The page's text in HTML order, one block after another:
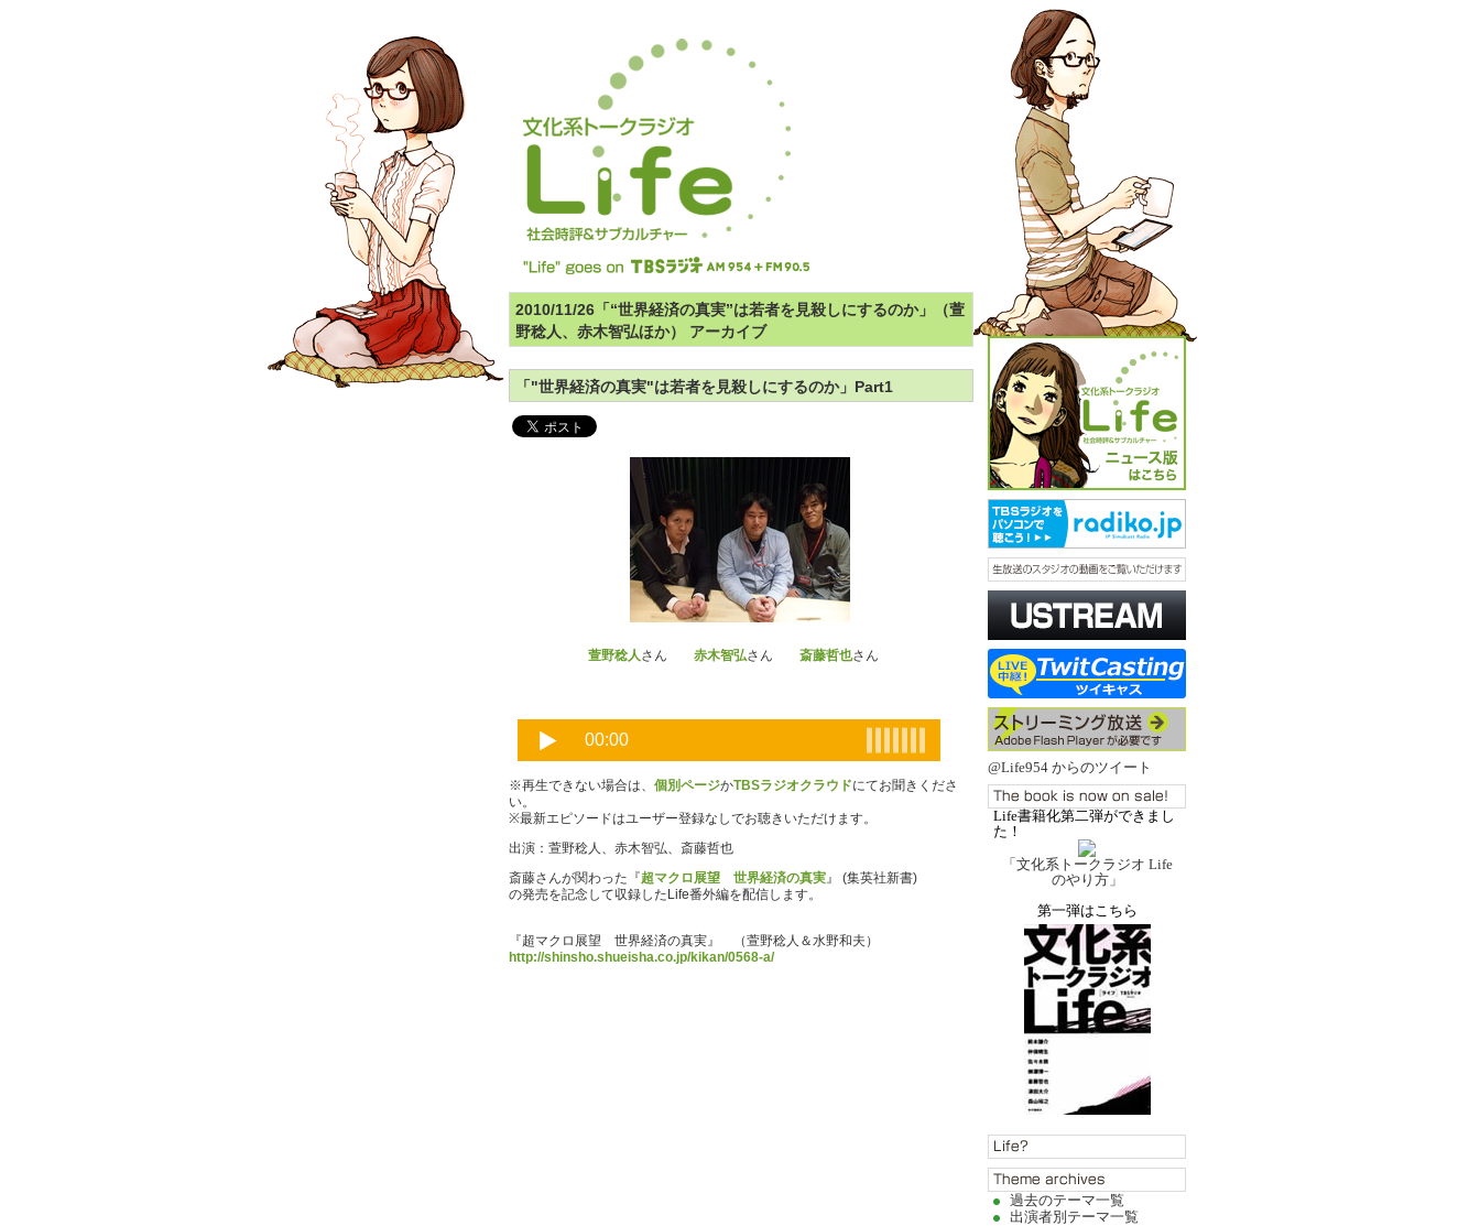
@Life954 からのツイート
Life書籍化第二弾ができまし
た！
「文化系トークラジオ Life
のやり方」
第一弾はこちら
過去のテーマ一覧
出演者別テーマ一覧
2010/11/26「“世界経済の真実”は若者を見殺しにするのか」（萱
野稔人、赤木智弘ほか） アーカイブ
「"世界経済の真実"は若者を見殺しにするのか」Part1
萱野稔人さん 赤木智弘さん 斎藤哲也さん
※再生できない場合は、 個別ページかTBSラジオクラウドにてお聞きくださ
い。
※最新エピソードはユーザー登録なしでお聴きいただけます。
出演：萱野稔人、赤木智弘、斎藤哲也
斎藤さんが関わった『超マクロ展望 世界経済の真実』 (集英社新書)
の発売を記念して収録したLife番外編を配信します。
『超マクロ展望 世界経済の真実』 （萱野稔人＆水野和夫）
http://shinsho.shueisha.co.jp/kikan/0568-a/